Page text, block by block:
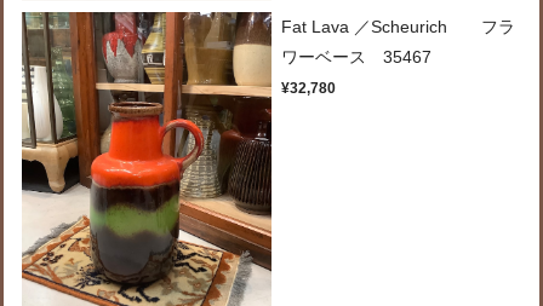
Fat Lava ／Scheurich フラ
ワーベース 35467
¥32,780